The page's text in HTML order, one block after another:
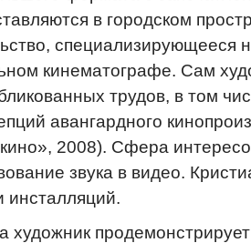
в городском
специализирующееся
кинематографе. Сам
трудов, в том
авангардного
2008). Сфера
звука в видео.
инсталляций.
художник